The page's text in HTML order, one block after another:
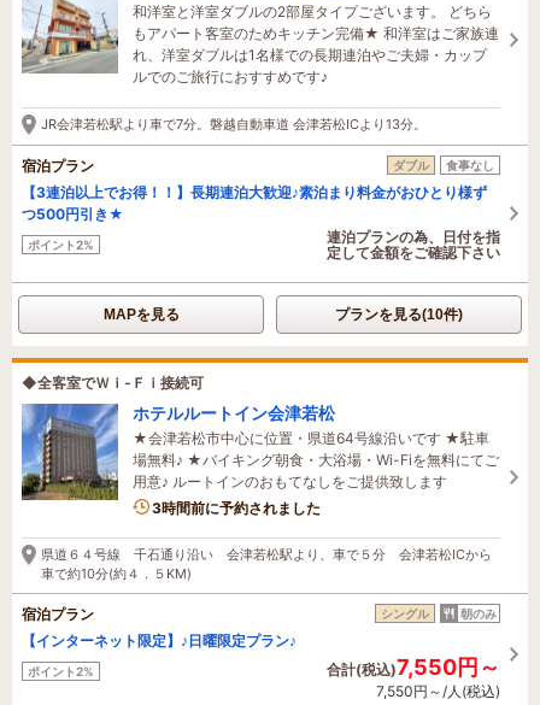
和洋室と洋室ダブルの2部屋タイプございます。 どちら
もアパート客室のためキッチン完備★ 和洋室はご家族連
れ、洋室ダブルは1名様での長期連泊やご夫婦・カップ
ルでのご旅行におすすめです♪
JR会津若松駅より車で7分。磐越自動車道 会津若松ICより13分。
宿泊プラン ダブル 食事なし
【3連泊以上でお得！！】長期連泊大歓迎♪素泊まり料金がおひとり様ず
つ500円引き★
ポイント2%
連泊プランの為、日付を指
定して金額をご確認下さい
MAPを見る プランを見る(10件)
◆全客室でＷｉ-Ｆｉ接続可
ホテルルートイン会津若松
★会津若松市中心に位置・県道64号線沿いです ★駐車
場無料♪ ★バイキング朝食・大浴場・Wi-Fiを無料にてご
用意♪ ルートインのおもてなしをご提供致します
2名がこの宿を見ています
3時間前に予約されました
県道６４号線 千石通り沿い 会津若松駅より、車で５分 会津若松ICから
車で約10分(約４．５KM)
宿泊プラン シングル 朝のみ
【インターネット限定】♪日曜限定プラン♪
ポイント2% 合計(税込)7,550円～
7,550円～/人(税込)